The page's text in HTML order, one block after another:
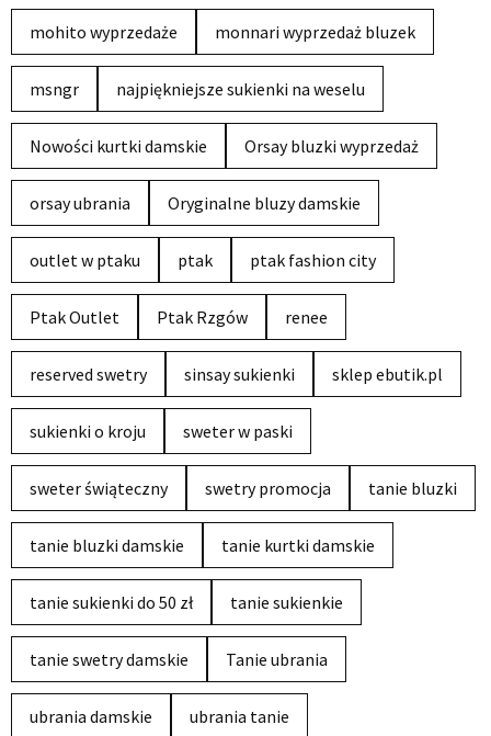
mohito wyprzedaże monnari wyprzedaż bluzek
msngr najpiękniejsze sukienki na weselu
Nowości kurtki damskie Orsay bluzki wyprzedaż
orsay ubrania Oryginalne bluzy damskie
outlet w ptaku ptak ptak fashion city
Ptak Outlet Ptak Rzgów renee
reserved swetry sinsay sukienki sklep ebutik.pl
sukienki o kroju sweter w paski
sweter świąteczny swetry promocja tanie bluzki
tanie bluzki damskie tanie kurtki damskie
tanie sukienki do 50 zł tanie sukienkie
tanie swetry damskie Tanie ubrania
ubrania damskie ubrania tanie